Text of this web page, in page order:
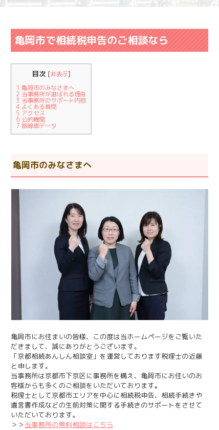
亀岡市で相続税申告のご相談なら
目次 [非表示]
1 亀岡市のみなさまへ
2 当事務所が選ばれる理由
3 当事務所のサポート内容
4 よくある質問
5 アクセス
6 公的機関
7 路線価データ
亀岡市のみなさまへ
亀岡市にお住まいの皆様、この度は当ホームページをご覧いた
だきまして、誠にありがとうございます。
「京都相続あんしん相談室」を運営しております税理士の近藤
と申します。
当事務所は京都市下京区に事務所を構え、亀岡市にお住いのお
客様からも多くのご相談をいただいております。
税理士として京都市エリアを中心に相続税申告、相続手続きや
遺言書作成などの生前対策に関する手続きのサポートをさせて
いただいております。
＞＞ 当事務所の無料相談はこちら